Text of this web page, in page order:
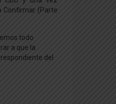
Confirmar (Parte
todo
a que la
del